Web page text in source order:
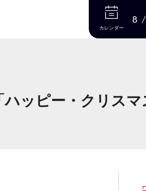
本文へ
カレンダー
8
ハッピー・クリスマ